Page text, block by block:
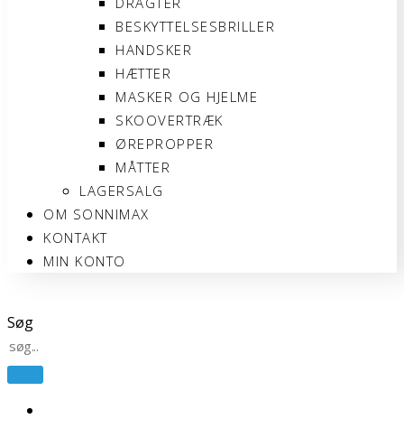
BESKYTTELSESBRILLER
HANDSKER
HÆTTER
MASKER OG HJELME
SKOOVERTRÆK
ØREPROPPER
MÅTTER
LAGERSALG
OM SONNIMAX
KONTAKT
MIN KONTO
Søg